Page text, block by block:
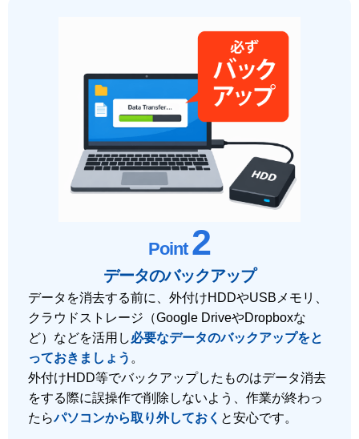
Point 2
データのバックアップ
データを消去する前に、外付けHDDやUSBメモリ、
クラウドストレージ（Google DriveやDropboxな
ど）などを活用し必要なデータのバックアップをと
っておきましょう 。
外付けHDD等でバックアップしたものはデータ消去
をする際に誤操作で削除しないよう、作業が終わっ
たらパソコンから取り外しておく と安心です。